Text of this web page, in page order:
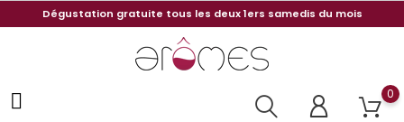
Dégustation gratuite tous les deux 1ers samedis du mois
0